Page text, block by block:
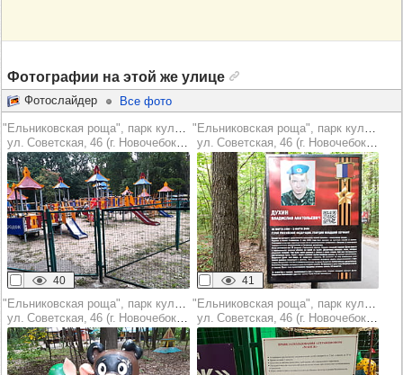
Фотографии на этой же улице
Фотослайдер
Все фото
ул. Советская, 46 (г. Новочебоксарск)
40
ул. Советская, 46 (г. Новочебоксарск)
41
ул. Советская, 46 (г. Новочебоксарск)
ул. Советская, 46 (г. Новочебоксарск)